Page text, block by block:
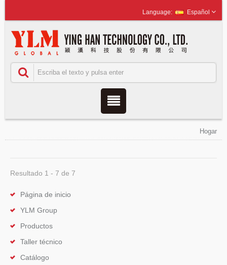
Español
Hogar
Resultado 1 - 7 de 7
Página de inicio
YLM Group
Productos
Taller técnico
Catálogo